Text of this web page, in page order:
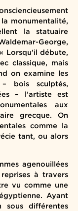
monumentalité,
la statuaire
George,
Lorsqu’il débute,
classique, mais
on examine les
bois sculptés,
– l’artiste est
aux
grecque. On
comme la
tant, ou alors
agenouillées
à travers
vu comme une
Ayant
sous différentes